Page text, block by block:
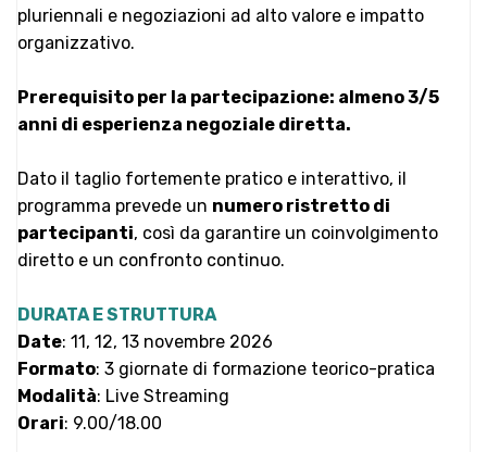
pluriennali e negoziazioni ad alto valore e impatto
organizzativo.
Prerequisito per la partecipazione: almeno 3/5
anni di esperienza negoziale diretta.
Dato il taglio fortemente pratico e interattivo, il
programma prevede un numero ristretto di
partecipanti, così da garantire un coinvolgimento
diretto e un confronto continuo.
DURATA E STRUTTURA
Date: 11, 12, 13 novembre 2026
Formato: 3 giornate di formazione teorico-pratica
Modalità: Live Streaming
Orari: 9.00/18.00